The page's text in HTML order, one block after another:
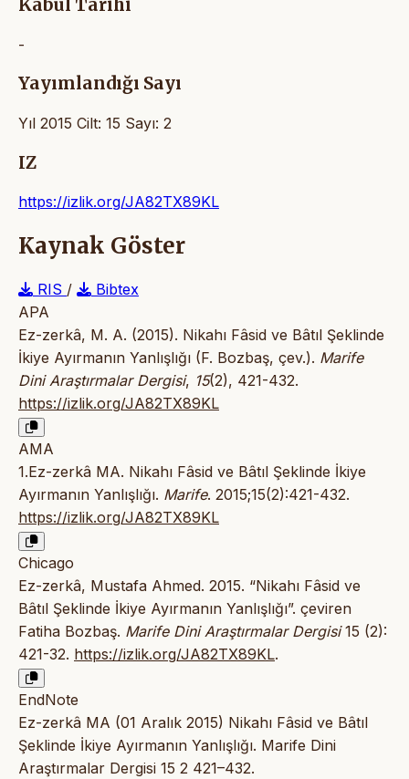
Kabul Tarihi
-
Yayımlandığı Sayı
Yıl 2015 Cilt: 15 Sayı: 2
IZ
https://izlik.org/JA82TX89KL
Kaynak Göster
RIS /
Bibtex
APA
Ez-zerkâ, M. A. (2015). Nikahı Fâsid ve Bâtıl Şeklinde
İkiye Ayırmanın Yanlışlığı (F. Bozbaş, çev.). Marife
Dini Araştırmalar Dergisi, 15(2), 421-432.
https://izlik.org/JA82TX89KL
AMA
1.Ez-zerkâ MA. Nikahı Fâsid ve Bâtıl Şeklinde İkiye
Ayırmanın Yanlışlığı. Marife. 2015;15(2):421-432.
https://izlik.org/JA82TX89KL
Chicago
Ez-zerkâ, Mustafa Ahmed. 2015. “Nikahı Fâsid ve
Bâtıl Şeklinde İkiye Ayırmanın Yanlışlığı”. çeviren
Fatiha Bozbaş. Marife Dini Araştırmalar Dergisi15 (2):
421-32. https://izlik.org/JA82TX89KL.
EndNote
Ez-zerkâ MA (01 Aralık 2015) Nikahı Fâsid ve Bâtıl
Şeklinde İkiye Ayırmanın Yanlışlığı. Marife Dini
Araştırmalar Dergisi 15 2 421–432.